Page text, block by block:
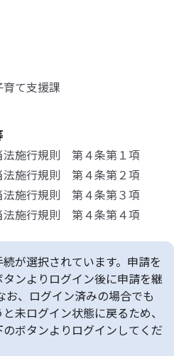
て支援課
法施行規則 第４条第１項
法施行規則 第４条第２項
法施行規則 第４条第３項
法施行規則 第４条第４項
が選択されています。申請を
ンよりログイン後に申請を継
お、ログイン済みの場合でも
未ログイン状態に戻るため、
ボタンよりログインしてくだ